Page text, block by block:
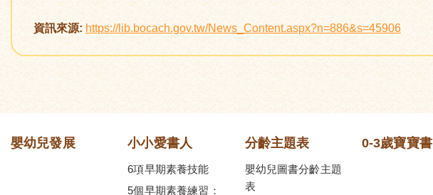
資訊來源: https://lib.bocach.gov.tw/News_Content.aspx?n=886&s=45906
嬰幼兒發展 小小愛書人
6項早期素養技能
5個早期素養練習：
分齡主題表
嬰幼兒圖書分齡主題
表
0-3歲寶寶書